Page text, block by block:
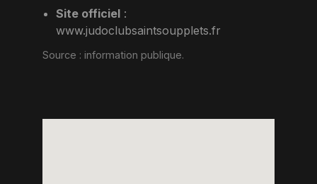
Site officiel :
www.judoclubsaintsoupplets.fr
Source : information publique.